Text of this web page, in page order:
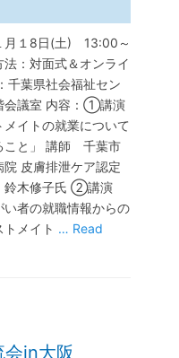
月１8日(土) 13:00～
：対面式＆オンライ
千葉県社会福祉セン
会議室 内容：①講演
メイトの就業について
こと」 講師 千葉市
院 皮膚排泄ケア認定
木修子氏 ②講演
い者の就職情報からの
メイト … Read
in大阪